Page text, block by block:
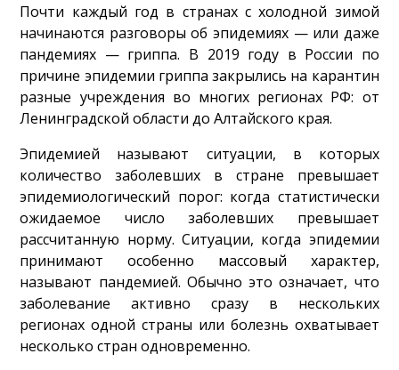
Почти каждый год в странах с холодной зимой
начинаются разговоры об эпидемиях — или даже
пандемиях — гриппа. В 2019 году в России по
причине эпидемии гриппа закрылись на карантин
разные учреждения во многих регионах РФ: от
Ленинградской области до Алтайского края.
Эпидемией называют ситуации, в которых
количество заболевших в стране превышает
эпидемиологический порог: когда статистически
ожидаемое число заболевших превышает
рассчитанную норму. Ситуации, когда эпидемии
принимают особенно массовый характер,
называют пандемией. Обычно это означает, что
заболевание активно сразу в нескольких
регионах одной страны или болезнь охватывает
несколько стран одновременно.